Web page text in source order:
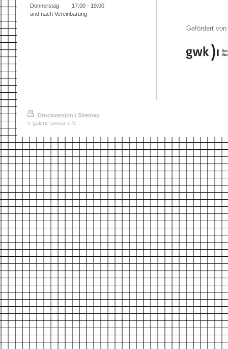
Donnerstag 17:00- 19:00
und nach Vereinbarung
Gefördert von
Druckversion
Sitemap
© galerie januar e.V.